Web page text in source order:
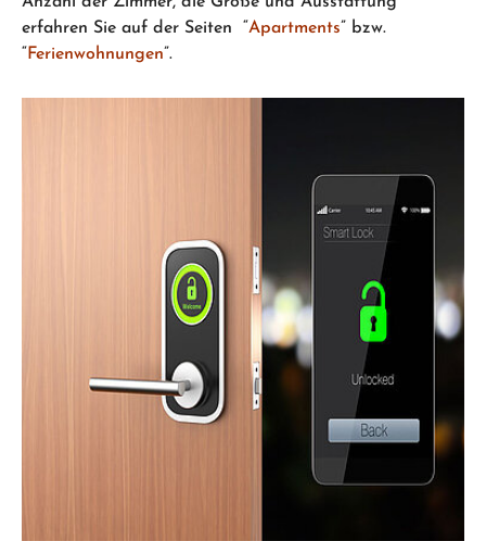
erfahren Sie auf der Seiten “Apartments” bzw.
“ Ferienwohnungen”.